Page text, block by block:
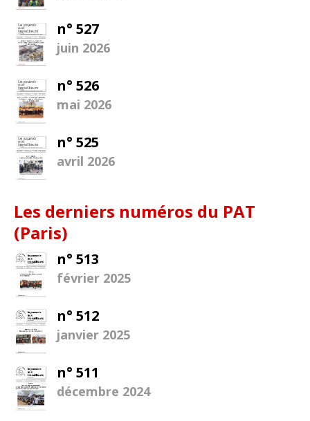
n° 527
juin 2026
n° 526
mai 2026
n° 525
avril 2026
Les derniers numéros du PAT
(Paris)
n° 513
février 2025
n° 512
janvier 2025
n° 511
décembre 2024